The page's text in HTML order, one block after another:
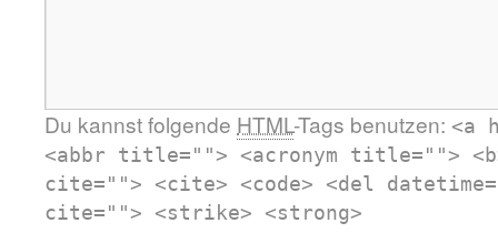
Du kannst folgende HTML-Tags benutzen: <a
<abbr title=""> <acronym title="">
cite=""> <cite> <code> <del
cite=""> <strike> <strong>